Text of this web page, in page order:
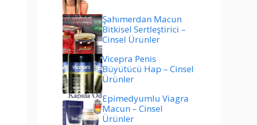
Şahımerdan Macun
Bitkisel Sertleştirici –
Cinsel Ürünler
Vicepra Penis
Büyütücü Hap – Cinsel
Ürünler
Epimedyumlu Viagra
Macun – Cinsel
Ürünler